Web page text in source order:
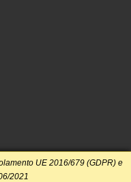
UE 2016/679 (GDPR) e
2021